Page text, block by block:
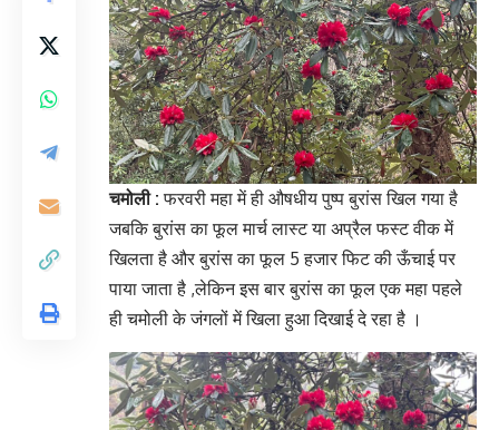
चमोली :फरवरी महा में ही औषधीय पुष्प बुरांस खिल गया है
जबकि बुरांस का फूल मार्च लास्ट या अप्रैल फस्ट वीक में
खिलता है और बुरांस का फूल 5 हजार फिट की ऊँचाई पर
पाया जाता है ,लेकिन इस बार बुरांस का फूल एक महा पहले
ही चमोली के जंगलों में खिला हुआ दिखाई दे रहा है ।